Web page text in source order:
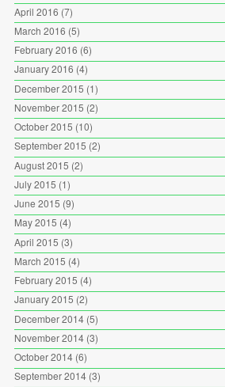
April 2016 (7)
March 2016 (5)
February 2016 (6)
January 2016 (4)
December 2015 (1)
November 2015 (2)
October 2015 (10)
September 2015 (2)
August 2015 (2)
July 2015 (1)
June 2015 (9)
May 2015 (4)
April 2015 (3)
March 2015 (4)
February 2015 (4)
January 2015 (2)
December 2014(5)
November 2014(3)
October 2014(6)
September 2014(3)